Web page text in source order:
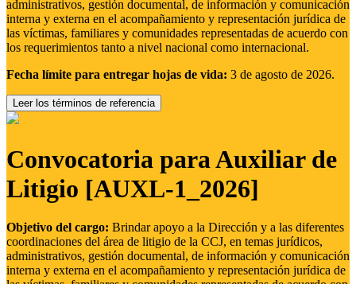
administrativos, gestión documental, de información y comunicación
interna y externa en el acompañamiento y representación jurídica de
las víctimas, familiares y comunidades representadas de acuerdo con
los requerimientos tanto a nivel nacional como internacional.
Fecha límite para entregar hojas de vida: 3 de agosto de 2026.
Leer los términos de referencia
Convocatoria para Auxiliar de
Litigio [AUXL-1_2026]
Objetivo del cargo: Brindar apoyo a la Dirección y a las diferentes
coordinaciones del área de litigio de la CCJ, en temas jurídicos,
administrativos, gestión documental, de información y comunicación
interna y externa en el acompañamiento y representación jurídica de